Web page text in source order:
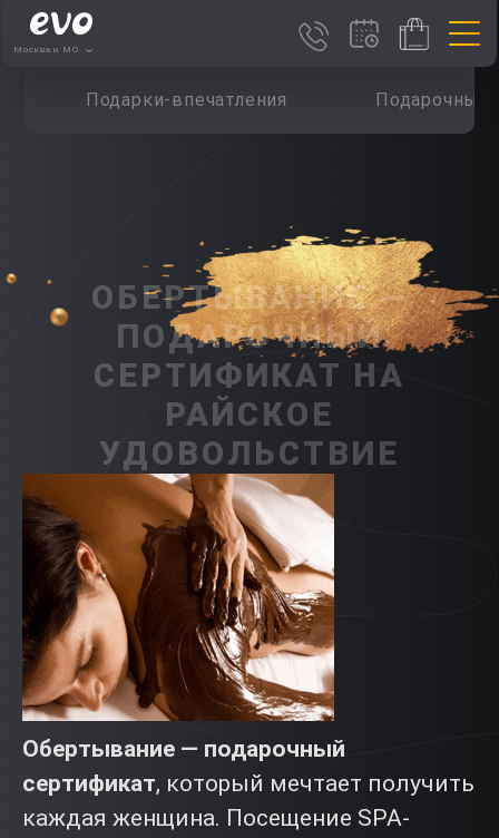
Москва и МО
Подарки-впечатления Подарочные
ОБЕРТЫВАНИЕ —
ПОДАРОЧНЫЙ
СЕРТИФИКАТ НА
РАЙСКОЕ
УДОВОЛЬСТВИЕ
Обертывание — подарочный
сертификат, который мечтает получить
каждая женщина. Посещение SPA-